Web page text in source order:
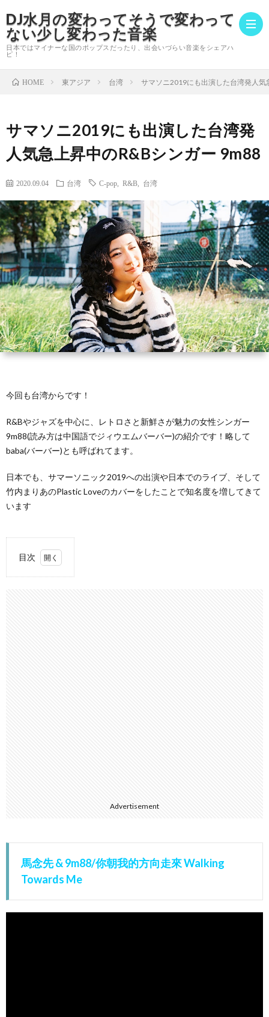
DJ水月の変わってそうで変わって
ない少し変わった音楽
日本ではマイナーな国のポップスだったり、出会いづらい音楽をシェアハ
ピ！
DJ
水
月
つ
い
て
こ
の
ロ
グ
に
つ
い
DJ
演
情
報
イ
ト
マ
ッ
プ
プ
ラ
イ
バ
シ
シ
HOME 東アジア 台湾 サマソニ2019にも出演した台湾発人
サマソニ2019にも出演した台湾発
人気急上昇中のR&Bシンガー 9m88
2020.09.04 台湾 C-pop R&B 台湾
今回も台湾からです！
R&Bやジャズを中心に、レトロさと新鮮さが魅力の女性シンガー
9m88(読み方は中国語でジィウエムバーバー)の紹介です！略して
baba(バーバー)とも呼ばれてます。
日本でも、サマーソニック2019への出演や日本でのライブ、そして
竹内まりあのPlastic Loveのカバーをしたことで知名度を増してきて
います
目次
1.
馬
5.
9m88/Hello
Advertisement
馬念先 & 9m88/你朝我的方向走來 Walking
Towards Me